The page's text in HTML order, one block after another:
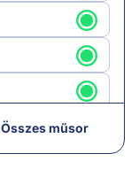
Összes műsor